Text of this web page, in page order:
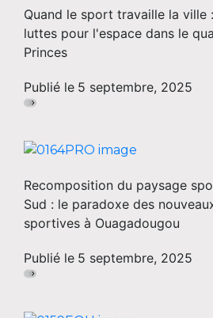
Quand le sport travaille la ville
luttes pour l'espace dans le
Princes
Publié le 5 septembre, 2025
Recomposition du paysage
Sud : le paradoxe des
sportives à Ouagadougou
Publié le 5 septembre, 2025